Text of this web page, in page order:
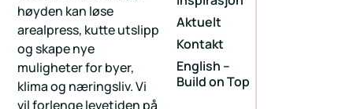
høyden kan løse
arealpress, kutte utslipp
og skape nye
muligheter for byer,
klima og næringsliv. Vi
vil forlenge levetiden på
Aktuelt
Kontakt
English –
Build on Top